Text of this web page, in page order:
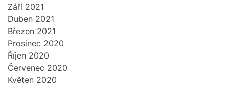
Září 2021
Duben 2021
Březen 2021
Prosinec 2020
Říjen 2020
Červenec 2020
Květen 2020